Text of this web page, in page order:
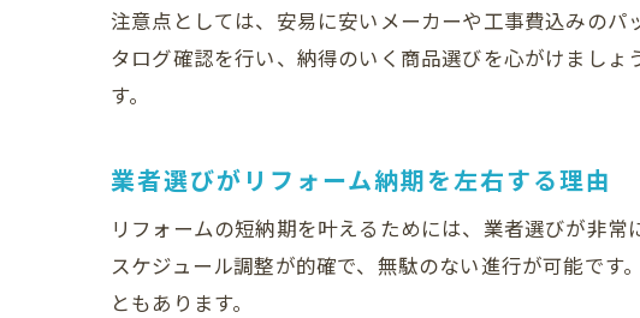
短納
注意点としては、安易に安いメーカーや工事費込みの
タログ確認を行い、納得のいく商品選びを心がけまし
す。
業者選びがリフォーム納期を左右する理由
リフォームの短納期を叶えるためには、業者選びが非
スケジュール調整が的確で、無駄のない進行が可能で
ともあります。